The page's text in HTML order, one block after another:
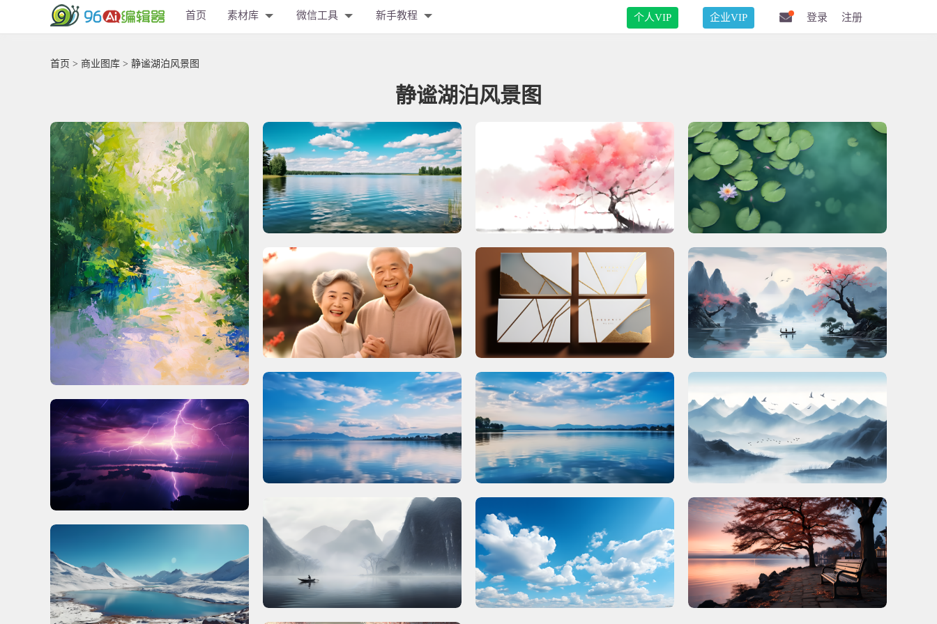
首页 素材库 微信工具 新手教程 个人VIP 企业VIP 登录 注册
首页 > 商业图库 > 静谧湖泊风景图
静谧湖泊风景图